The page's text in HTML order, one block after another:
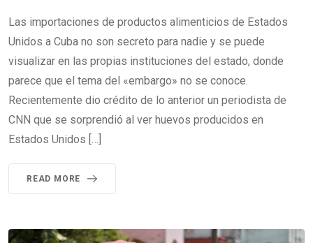
Las importaciones de productos alimenticios de Estados
Unidos a Cuba no son secreto para nadie y se puede
visualizar en las propias instituciones del estado, donde
parece que el tema del «embargo» no se conoce.
Recientemente dio crédito de lo anterior un periodista de
CNN que se sorprendió al ver huevos producidos en
Estados Unidos […]
READ MORE